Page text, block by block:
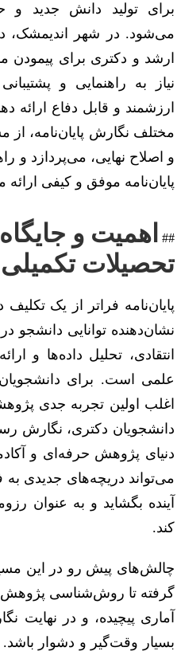
برای تولید دانش جدید
می‌شود. در شهر اندیمشک،
ارشد و دکتری برای پیمودن
نیاز به راهنمایی و
ارزشمند و قابل دفاع ارائه
مختلف نگارش پایان‌نامه، از
و اصلاح نهایی، می‌پردازد و
پایان‌نامه موفق و کیفی
##
اهمیت و جایگاه
تحصیلات تکمیلی
پایان‌نامه فراتر از یک
نشان‌دهنده توانایی دانشجو
انتقادی، تحلیل داده‌ها و
علمی است. برای دانشجویان
اغلب اولین تجربه جدی
دانشجویان دکتری، نگارش
دنیای پژوهش حرفه‌ای و
می‌تواند دریچه‌های جدیدی
آینده بگشاید و به عنوان
کند.
چالش‌های پیش رو در این
گرفته تا روش‌شناسی پژوهش،
آماری پیچیده، و در نهایت
بسیار وقت‌گیر و دشوار